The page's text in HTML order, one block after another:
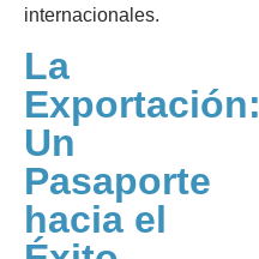
internacionales.
La
Exportación:
Un
Pasaporte
hacia el